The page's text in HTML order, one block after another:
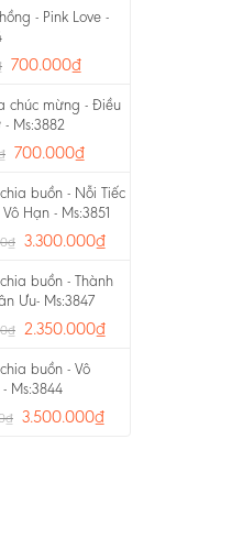
- Pink Love -
700.000₫
chúc mừng - Điều
Ms:3882
700.000₫
buồn - Nỗi Tiếc
Hạn - Ms:3851
₫ 3.300.000₫
buồn - Thành
Ưu- Ms:3847
₫ 2.350.000₫
buồn - Vô
Ms:3844
₫ 3.500.000₫